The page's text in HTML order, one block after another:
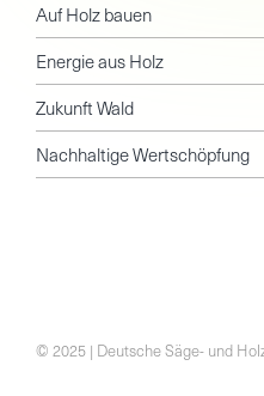
Auf Holz bauen
Energie aus Holz
Zukunft Wald
Nachhaltige Wertschöpfung
© 2025 | Deutsche Säge- und